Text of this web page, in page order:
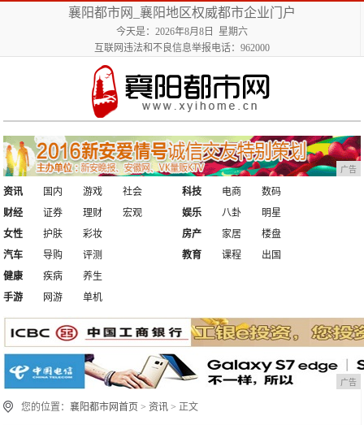
襄阳都市网_襄阳地区权威都市企业门户
今天是：2026年8月8日 星期六
互联网违法和不良信息举报电话：962000
广告
资讯 国内 游戏
社会
财经
证券 理财 宏观
科技 电商
数码
娱乐
八卦
明星
女性
护肤
彩妆
汽车
导购 评测
房产 家居
楼盘
教育
课程
出国
健康
疾病
养生
手游
网游 单机
广告
您的位置：襄阳都市网首页 >资讯 > 正文